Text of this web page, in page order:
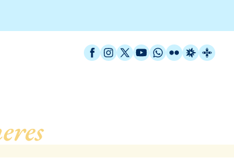
Facebook
Instagram
X / Twitter
YouTube
WhatsApp
FlickrRadio
, de Sant